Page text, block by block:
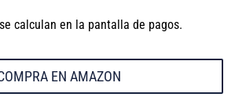
se calculan en la pantalla de pagos.
EN AMAZON